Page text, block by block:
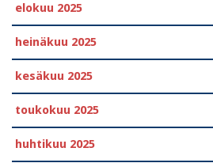
elokuu 2025
heinäkuu 2025
kesäkuu 2025
toukokuu 2025
huhtikuu 2025